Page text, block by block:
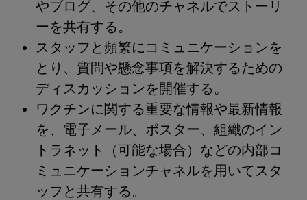
やブログ、その他のチャネルでストーリ
ーを共有する。
スタッフと頻繁にコミュニケーションを
とり、質問や懸念事項を解決するための
ディスカッションを開催する。
ワクチンに関する重要な情報や最新情報
を、電子メール、ポスター、組織のイン
トラネット（可能な場合）などの内部コ
ミュニケーションチャネルを用いてスタ
ッフと共有する。